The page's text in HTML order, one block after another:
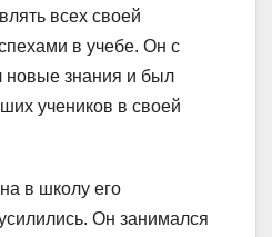
всех своей
в учебе. Он с
новые знания и был
учеников в своей
в школу его
Он занимался